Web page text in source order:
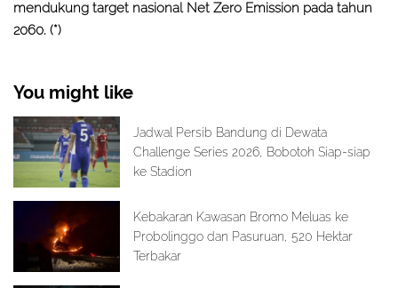
mendukung target nasional Net Zero Emission pada tahun
2060. (*)
You might like
Jadwal Persib Bandung di Dewata
Challenge Series 2026, Bobotoh Siap-siap
ke Stadion
Kebakaran Kawasan Bromo Meluas ke
Probolinggo dan Pasuruan, 520 Hektar
Terbakar